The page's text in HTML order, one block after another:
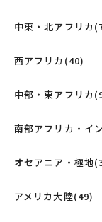
中東・北アフリカ
西アフリカ(40)
中部・東アフリカ
南部アフリカ・イ
オセアニア・極地
アメリカ大陸(49)